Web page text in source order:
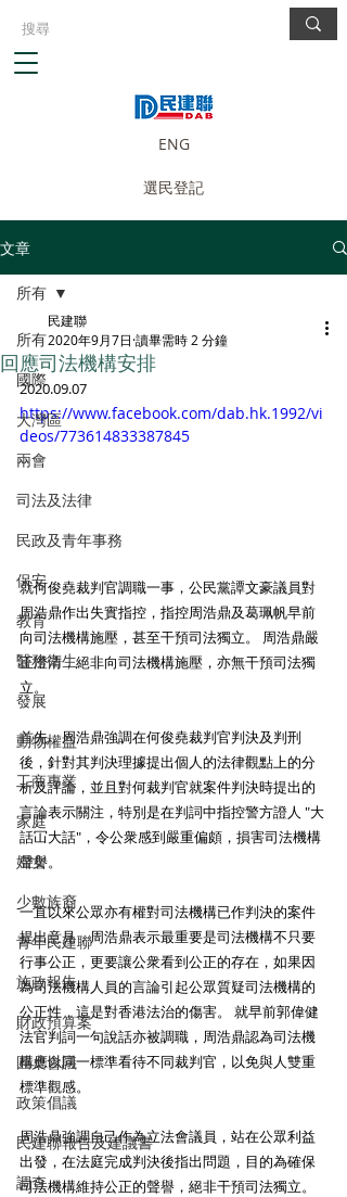
ENG
選民登記
文章
所有
國際
大灣區
兩會
司法及法律
民政及青年事務
保安
教育
醫務衛生
發展
動物權益
工商專業
家庭
婦女
少數族裔
青年民建聯
施政報告
財政預算案
圓桌會議
政策倡議
民建聯報告及建議書
調查
所有
回應司法機構安排
民建聯
2020年9月7日 讀畢需時 2 分鐘
2020.09.07
https://www.facebook.com/dab.hk.1992/vi
deos/773614833387845
就何俊堯裁判官調職一事，公民黨譚文豪議員對
周浩鼎作出失實指控，指控周浩鼎及葛珮帆早前
向司法機構施壓，甚至干預司法獨立。 周浩鼎嚴
正澄清，絕非向司法機構施壓，亦無干預司法獨
立。
首先，周浩鼎強調在何俊堯裁判官判決及判刑
後，針對其判決理據提出個人的法律觀點上的分
析及評論，並且對何裁判官就案件判決時提出的
言論表示關注，特別是在判詞中指控警方證人 "大
話冚大話"，令公衆感到嚴重偏頗，損害司法機構
聲譽。
一直以來公眾亦有權對司法機構已作判決的案件
提出意見，周浩鼎表示最重要是司法機構不只要
行事公正，更要讓公衆看到公正的存在，如果因
為司法機構人員的言論引起公眾質疑司法機構的
公正性，這是對香港法治的傷害。 就早前郭偉健
法官判詞一句說話亦被調職，周浩鼎認為司法機
構應以同一標準看待不同裁判官，以免與人雙重
標準觀感。
周浩鼎強調自己作為立法會議員，站在公眾利益
出發，在法庭完成判決後指出問題，目的為確保
司法機構維持公正的聲譽，絕非干預司法獨立。